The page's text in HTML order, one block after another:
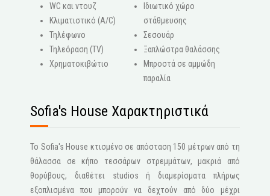
WC και ντουζ
Κλιματιστικό (A/C)
Τηλέφωνο
Τηλεόραση (ΤV)
Χρηματοκιβώτιο
Ιδιωτικό χώρο
στάθμευσης
Σεσουάρ
Ξαπλώστρα θαλάσσης
Μπροστά σε αμμώδη
παραλία
Sofia's House Χαρακτηριστικά
Το Sofia's House κτισμένο σε απόσταση 150 μέτρων από τη
θάλασσα σε κήπο τεσσάρων στρεμμάτων, μακριά από
θορύβους, διαθέτει studios ή διαμερίσματα πλήρως
εξοπλισμένα που μπορούν να δεχτούν από δύο μέχρι